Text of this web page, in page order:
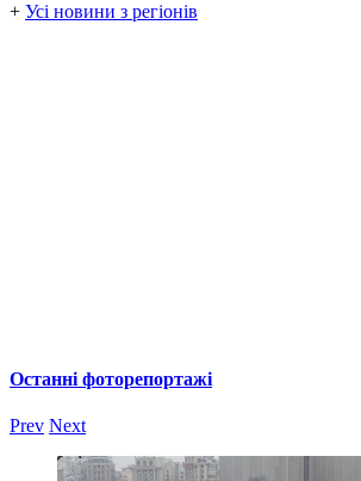
+ Усі новини з регіонів
Останні фоторепортажі
Prev Next